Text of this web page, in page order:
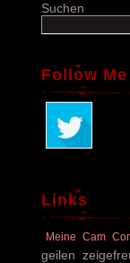
Suchen
Follow Me
Links
Meine Cam
geilen